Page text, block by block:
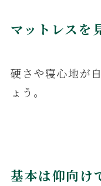
マットレスを
硬さや寝心地が
ょう。
基本は仰向け